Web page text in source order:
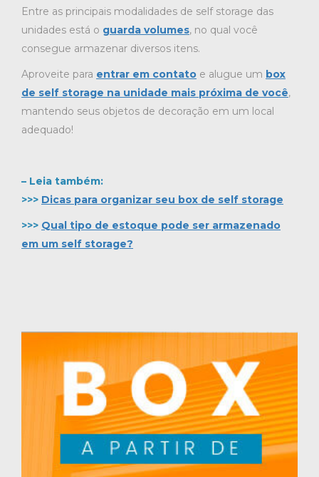
Entre as principais modalidades de self storage das
unidades está o guarda volumes, no qual você
consegue armazenar diversos itens.
Aproveite para entrar em contato e alugue um box
de self storage na unidade mais próxima de você,
mantendo seus objetos de decoração em um local
adequado!
– Leia também:
>>> Dicas para organizar seu box de self storage
>>> Qual tipo de estoque pode ser armazenado
em um self storage?